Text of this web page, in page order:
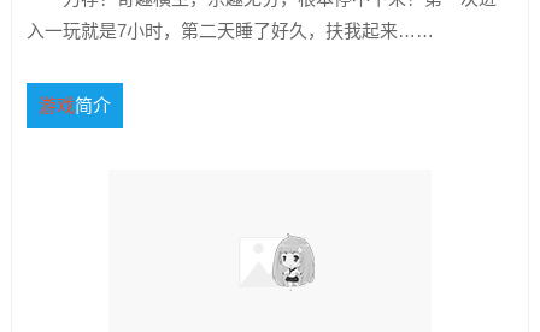
入一玩就是7小时，第二天睡了好久，扶我起来……
游戏简介